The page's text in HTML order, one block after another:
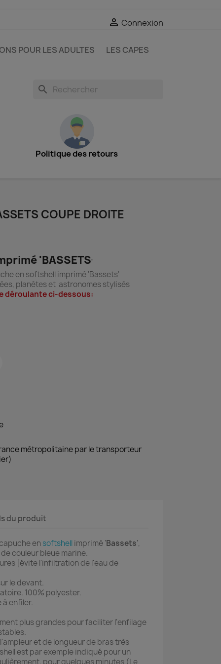
 Connexion
POUR LES ADULTES
LES CAPES
search
Politique des retours
COUPE DROITE
'BASSETS'
en softshell imprimé 'Bassets'
planètes et astronomes stylisés
déroulante ci-dessous:
métropolitaine par le transporteur
du produit
en softshellimprimé 'Bassets',
couleur bleue marine.
[évite l'infiltration de l'eau de
le devant.
100% polyester.
à enfiler.
plus grandes pour faciliter l'enfilage
et de longueur de bras très
est par exemple indiqué pour un
pour quelques minutes (Le